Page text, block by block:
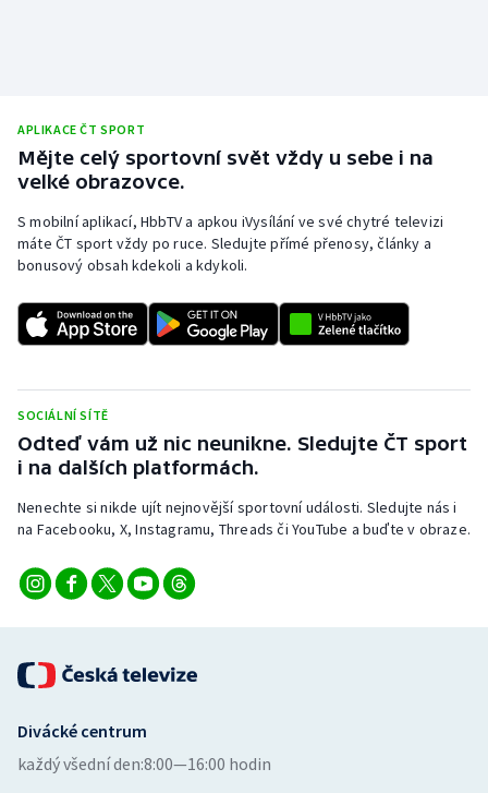
Ragby
Rychlostní kanoistika
Short track
Stolní tenis
Triatlon
Veslování
Vodní slalom
Ostatní
APLIKACE ČT SPORT
Mějte celý sportovní svět vždy u sebe i na
velké obrazovce.
S mobilní aplikací, HbbTV a apkou iVysílání ve své chytré televizi
máte ČT sport vždy po ruce. Sledujte přímé přenosy, články a
bonusový obsah kdekoli a kdykoli.
SOCIÁLNÍ SÍTĚ
Odteď vám už nic neunikne. Sledujte ČT sport
i na dalších platformách.
Nenechte si nikde ujít nejnovější sportovní události. Sledujte nás i
na Facebooku, X, Instagramu, Threads či YouTube a buďte v obraze.
Divácké centrum
každý všední den:8:00—16:00 hodin